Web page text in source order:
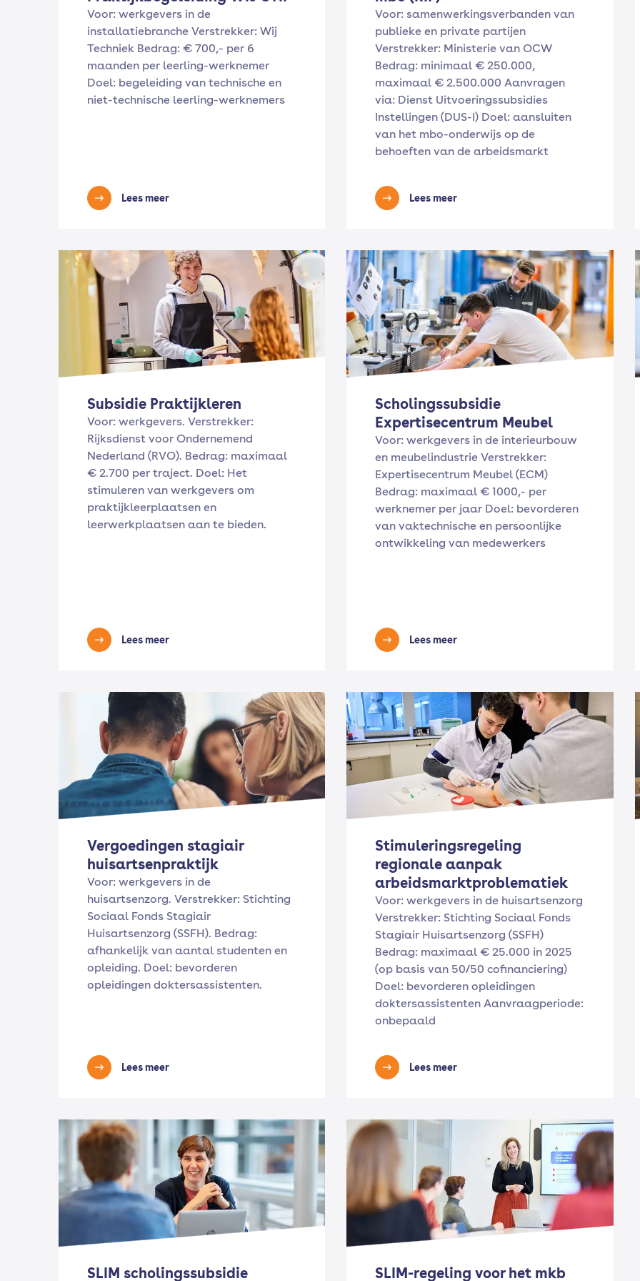
Voor: werkgevers in de
installatiebranche Verstrekker: Wij
Techniek Bedrag: € 700,- per 6
maanden per leerling-werknemer
Doel: begeleiding van technische en
niet-technische leerling-werknemers
Lees meer
Voor: samenwerkingsverbanden van
publieke en private partijen
Verstrekker: Ministerie van OCW
Bedrag: minimaal € 250.000,
maximaal € 2.500.000 Aanvragen
via: Dienst Uitvoeringssubsidies
Instellingen (DUS-I) Doel: aansluiten
van het mbo-onderwijs op de
behoeften van de arbeidsmarkt
Lees meer
Subsidie Praktijkleren
Voor: werkgevers. Verstrekker:
Rijksdienst voor Ondernemend
Nederland (RVO). Bedrag: maximaal
€ 2.700 per traject. Doel: Het
stimuleren van werkgevers om
praktijkleerplaatsen en
leerwerkplaatsen aan te bieden.
Lees meer
Scholingssubsidie
Expertisecentrum Meubel
Voor: werkgevers in de interieurbouw
en meubelindustrie Verstrekker:
Expertisecentrum Meubel (ECM)
Bedrag: maximaal € 1000,- per
werknemer per jaar Doel: bevorderen
van vaktechnische en persoonlijke
ontwikkeling van medewerkers
Lees meer
Vergoedingen stagiair
huisartsenpraktijk
Voor: werkgevers in de
huisartsenzorg. Verstrekker: Stichting
Sociaal Fonds Stagiair
Huisartsenzorg (SSFH). Bedrag:
afhankelijk van aantal studenten en
opleiding. Doel: bevorderen
opleidingen doktersassistenten.
Lees meer
Stimuleringsregeling
regionale aanpak
arbeidsmarktproblematiek
Voor: werkgevers in de huisartsenzorg
Verstrekker: Stichting Sociaal Fonds
Stagiair Huisartsenzorg (SSFH)
Bedrag: maximaal € 25.000 in 2025
(op basis van 50/50 cofinanciering)
Doel: bevorderen opleidingen
doktersassistenten Aanvraagperiode:
onbepaald
Lees meer
SLIM scholingssubsidie SLIM-regeling voor het mkb